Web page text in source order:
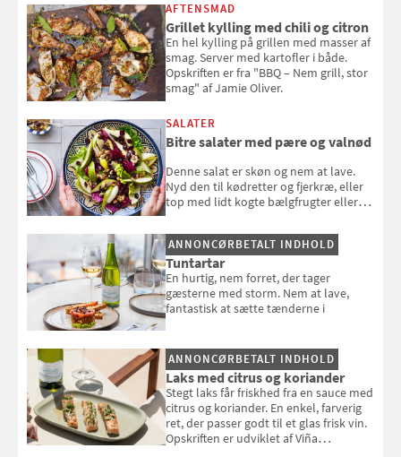
AFTENSMAD
Grillet kylling med chili og citron
En hel kylling på grillen med masser af
smag. Server med kartofler i både.
Opskriften er fra "BBQ – Nem grill, stor
smag" af Jamie Oliver.
SALATER
Bitre salater med pære og valnød
Denne salat er skøn og nem at lave.
Nyd den til kødretter og fjerkræ, eller
top med lidt kogte bælgfrugter eller
selvstændigt måltid. Opskriften er fra
Louisa Lorangs kogebog "Salat".
ANNONCØRBETALT INDHOLD
Tuntartar
En hurtig, nem forret, der tager
gæsterne med storm. Nem at lave,
fantastisk at sætte tænderne i
ANNONCØRBETALT INDHOLD
Laks med citrus og koriander
Stegt laks får friskhed fra en sauce med
citrus og koriander. En enkel, farverig
ret, der passer godt til et glas frisk vin.
Opskriften er udviklet af Viña